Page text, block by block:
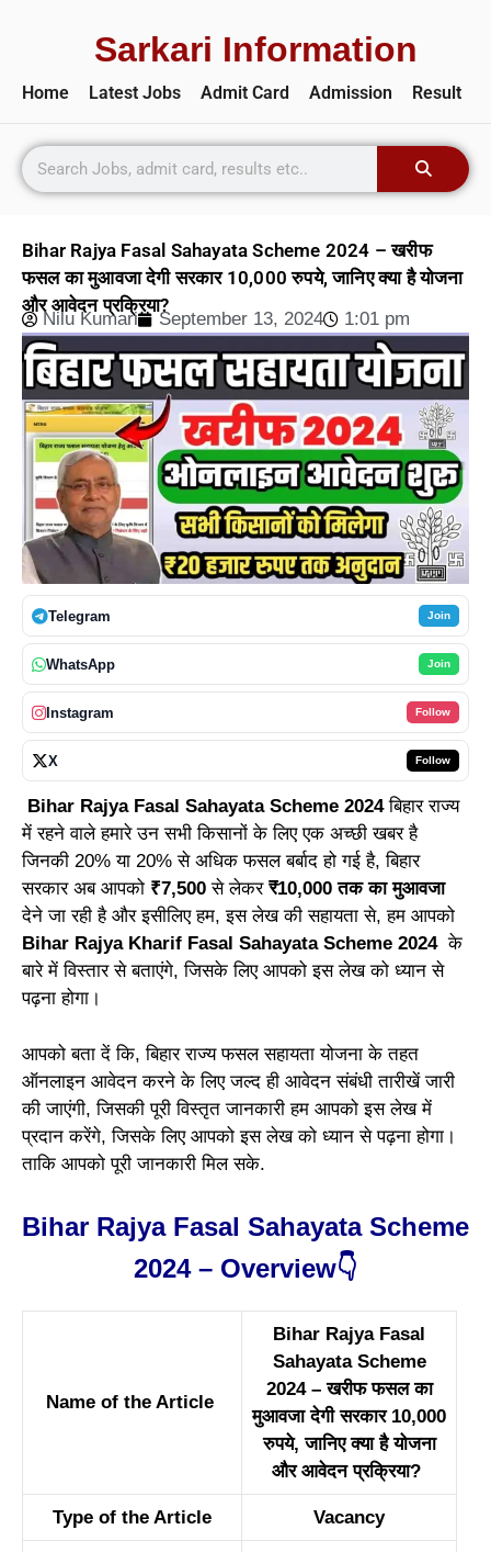
Sarkari Information
Home Latest Jobs Admit Card Admission Result
Bihar Rajya Fasal Sahayata Scheme 2024 – खरीफ
फसल का मुआवजा देगी सरकार 10,000 रुपये, जानिए क्या है योजना
और आवेदन प्रक्रिया?
Nilu Kumari September 13, 2024 1:01 pm
Telegram Join
WhatsApp Join
Instagram Follow
X Follow
Bihar Rajya Fasal Sahayata Scheme 2024बिहार राज्य
में रहने वाले हमारे उन सभी किसानों के लिए एक अच्छी खबर है
जिनकी 20% या 20% से अधिक फसल बर्बाद हो गई है, बिहार
सरकार अब आपको ₹7,500 से लेकर ₹10,000 तक का मुआवजा
देने जा रही है और इसीलिए हम, इस लेख की सहायता से, हम आपको
Bihar Rajya Kharif Fasal Sahayata Scheme 2024 के
बारे में विस्तार से बताएंगे, जिसके लिए आपको इस लेख को ध्यान से
पढ़ना होगा।
आपको बता दें कि, बिहार राज्य फसल सहायता योजना के तहत
ऑनलाइन आवेदन करने के लिए जल्द ही आवेदन संबंधी तारीखें जारी
की जाएंगी, जिसकी पूरी विस्तृत जानकारी हम आपको इस लेख में
प्रदान करेंगे, जिसके लिए आपको इस लेख को ध्यान से पढ़ना होगा।
ताकि आपको पूरी जानकारी मिल सके.
Bihar Rajya Fasal Sahayata Scheme
2024 – Overview👇
Name of the Article
Bihar Rajya Fasal
Sahayata Scheme
2024 – खरीफ फसल का
मुआवजा देगी सरकार 10,000
रुपये, जानिए क्या है योजना
और आवेदन प्रक्रिया?
Type of the Article Vacancy